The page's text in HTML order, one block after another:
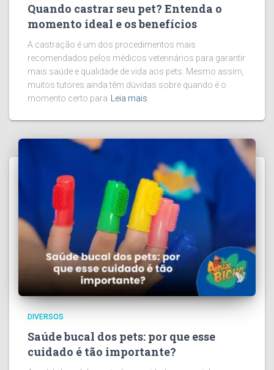
Quando castrar seu pet? Entenda o
momento ideal e os benefícios
A castração é um dos procedimentos mais
recomendados pelos médicos veterinários para garantir
mais saúde e qualidade de vida aos pets. Mesmo assim,
muitos tutores ainda têm dúvidas sobre quando é o
momento certo para
Leia mais
DIVERSOS
Saúde bucal dos pets: por que esse
cuidado é tão importante?